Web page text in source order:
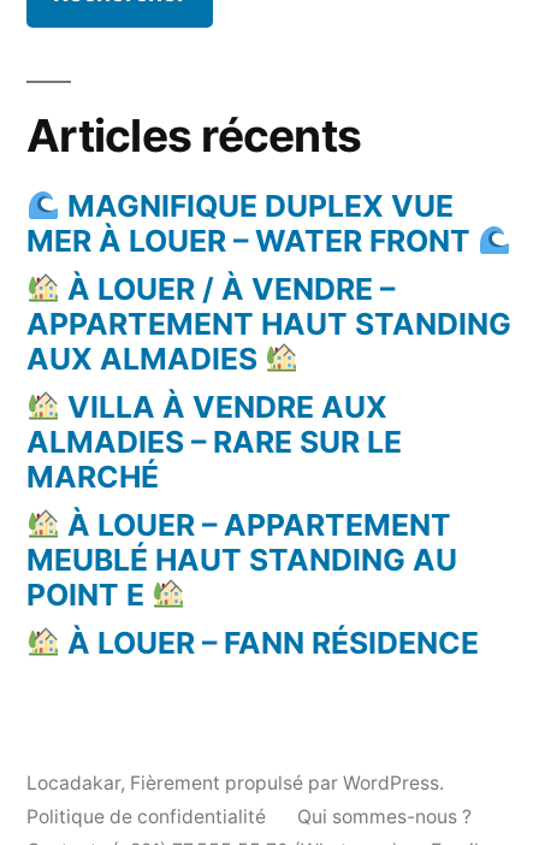
Articles récents
MAGNIFIQUE DUPLEX VUE
MER À LOUER – WATER FRONT
À LOUER / À VENDRE –
APPARTEMENT HAUT STANDING
AUX ALMADIES
VILLA À VENDRE AUX
ALMADIES – RARE SUR LE
MARCHÉ
À LOUER – APPARTEMENT
MEUBLÉ HAUT STANDING AU
POINT E
À LOUER – FANN RÉSIDENCE
Locadakar, Fièrement propulsé par WordPress.
Politique de confidentialité
Qui sommes-nous ?